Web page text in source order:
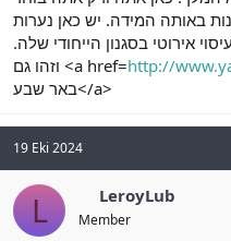
באותה המידה. יש כאן נערות
אירוטי בסגנון הייחודי שלה.
וזהו גם <a href=http://
באר שבע</a>
19 Eki 2024
L LeroyLub
Member